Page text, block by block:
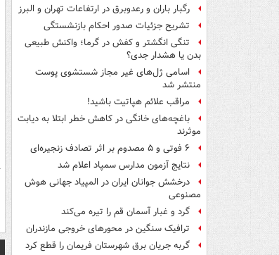
رگبار باران و رعدوبرق در ارتفاعات تهران و البرز
تشریح جزئیات صدور احکام بازنشستگی
تنگی انگشتر و کفش در گرما؛ واکنش طبیعی
بدن یا هشدار جدی؟
اسامی ژل‌های غیر مجاز شستشوی پوست
منتشر شد
مراقب علائم هپاتیت باشید!
باغچه‌های خانگی در کاهش خطر ابتلا به دیابت
موثرند
۶ فوتی و ۵ مصدوم بر اثر تصادف زنجیره‌ای
نتایج آزمون مدارس سمپاد اعلام شد
درخشش جوانان ایران در المپیاد جهانی هوش
مصنوعی
گرد و غبار آسمان قم را تیره می‌کند
ترافیک سنگین در محورهای خروجی مازندران
گربه جریان برق شهرستان فریمان را قطع کرد